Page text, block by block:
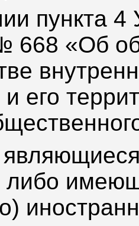
пункта 4
668 «Об
его